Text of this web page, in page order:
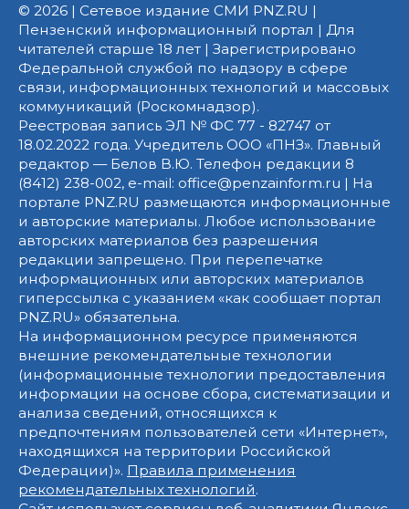
© 2026 | Сетевое издание СМИ PNZ.RU |
Пензенский информационный портал | Для
читателей старше 18 лет | Зарегистрировано
Федеральной службой по надзору в сфере
связи, информационных технологий и массовых
коммуникаций (Роскомнадзор).
Реестровая запись ЭЛ № ФС 77 - 82747 от
18.02.2022 года. Учредитель ООО «ПНЗ». Главный
редактор — Белов В.Ю. Телефон редакции 8
(8412) 238-002, e-mail: office@penzainform.ru | На
портале PNZ.RU размещаются информационные
и авторские материалы. Любое использование
авторских материалов без разрешения
редакции запрещено. При перепечатке
информационных или авторских материалов
гиперссылка с указанием «как сообщает портал
PNZ.RU» обязательна.
На информационном ресурсе применяются
внешние рекомендательные технологии
(информационные технологии предоставления
информации на основе сбора, систематизации и
анализа сведений, относящихся к
предпочтениям пользователей сети «Интернет»,
находящихся на территории Российской
Федерации)». Правила применения
рекомендательных технологий.